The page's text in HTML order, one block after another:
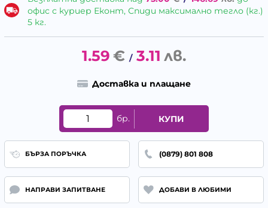
офис с куриер Еконт, Спиди максимално тегло (кг.)
5 кг.
1.59 € / 3.11 лв.
Доставка и плащане
бр. КУПИ
БЪРЗА ПОРЪЧКА (0879) 801 808
НАПРАВИ ЗАПИТВАНЕ ДОБАВИ В ЛЮБИМИ